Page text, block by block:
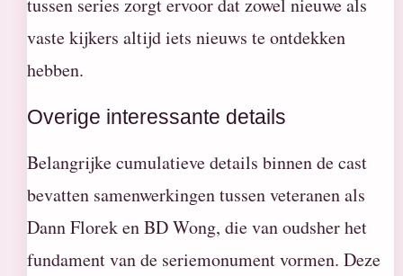
tussen series zorgt ervoor dat zowel nieuwe als
vaste kijkers altijd iets nieuws te ontdekken
hebben.
Overige interessante details
Belangrijke cumulatieve details binnen de cast
bevatten samenwerkingen tussen veteranen als
Dann Florek en BD Wong, die van oudsher het
fundament van de seriemonument vormen. Deze